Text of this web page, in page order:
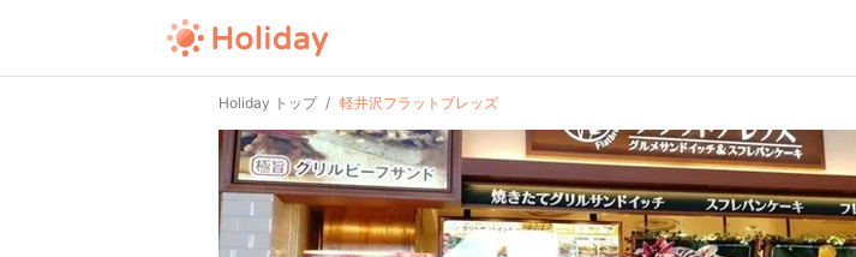
Holiday トップ 軽井沢フラットブレッズ